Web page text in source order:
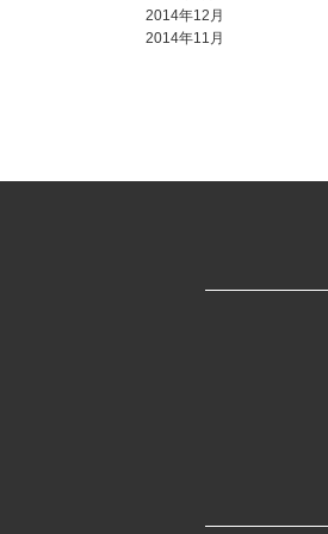
2014年12月
2014年11月